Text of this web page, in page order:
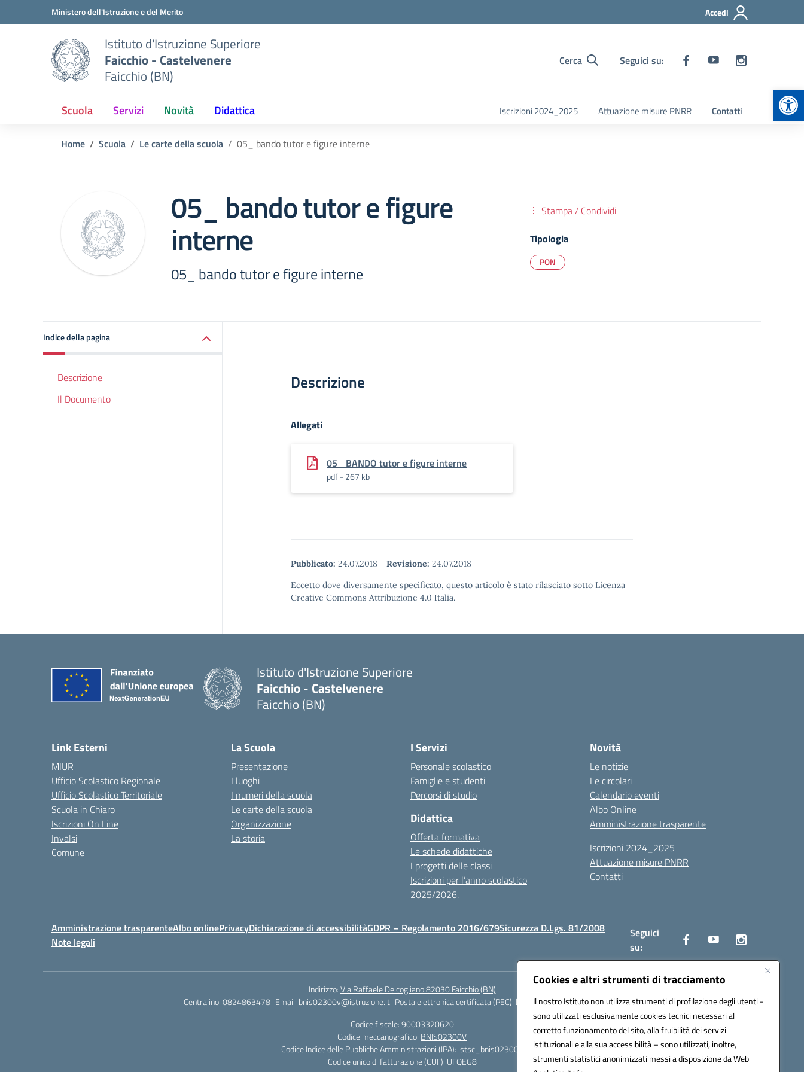
Cookies e altri strumenti di tracciamento
Il nostro Istituto non utilizza strumenti di profilazione degli utenti -
sono utilizzati esclusivamente cookies tecnici necessari al
corretto funzionamento del sito, alla fruibilità dei servizi
istituzionali e alla sua accessibilità – sono utilizzati, inoltre,
strumenti statistici anonimizzati messi a disposizione da Web
Vai ai contenuti
Vai al menu di navigazioneMinistero dell'Istruzione e del Merito Accedi
Istituto d'Istruzione Superiore
Faicchio - Castelvenere
Faicchio (BN)
Cerca Seguici su:
Scuola Servizi Novità Didattica Iscrizioni 2024_2025 Attuazione misure PNRR Contatti
Home Scuola Le carte della scuola 05_ bando tutor e figure interne
05_ bando tutor e figure
interne
05_ bando tutor e figure interne
Stampa / Condividi
Tipologia
PON
Indice della pagina
Descrizione
Il Documento
Descrizione
Allegati
05_ BANDO tutor e figure interne
pdf - 267 kb
Pubblicato: 24.07.2018 - Revisione: 24.07.2018
Eccetto dove diversamente specificato, questo articolo è stato rilasciato sotto Licenza
Creative Commons Attribuzione 4.0 Italia.
Istituto d'Istruzione Superiore
Faicchio - Castelvenere
Faicchio (BN)
Link Esterni
MIUR
Ufficio Scolastico Regionale
Ufficio Scolastico Territoriale
Scuola in Chiaro
Iscrizioni On Line
Invalsi
Comune
La Scuola
Presentazione
I luoghi
I numeri della scuola
Le carte della scuola
Organizzazione
La storia
I Servizi
Personale scolastico
Famiglie e studenti
Percorsi di studio
Didattica
Offerta formativa
Le schede didattiche
I progetti delle classi
Iscrizioni per l’anno scolastico
2025/2026.
Novità
Le notizie
Le circolari
Calendario eventi
Albo Online
Amministrazione trasparente
Iscrizioni 2024_2025
Attuazione misure PNRR
Contatti
Amministrazione trasparenteAlbo onlinePrivacyDichiarazione di accessibilitàGDPR – Regolamento 2016/679Sicurezza D.Lgs. 81/2008
Note legali
Seguici
su:
Indirizzo:Via Raffaele Delcogliano 82030 Faicchio (BN)
Centralino:0824863478 Email: bnis02300v@istruzione.it Posta elettronica certificata (PEC): bnis02300v@pec.istruzione.it
Codice fiscale: 90003320620
Codice meccanografico: BNIS02300V
Codice Indice delle Pubbliche Amministrazioni (IPA): istsc_bnis02300v
Codice unico di fatturazione (CUF): UFQEG8